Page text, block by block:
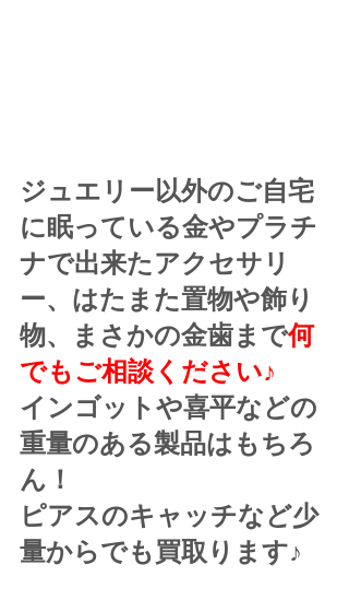
ジュエリー以外のご自宅
に眠っている金やプラチ
ナで出来たアクセサリ
ー、はたまた置物や飾り
物、まさかの金歯まで何
でもご相談ください♪
インゴットや喜平などの
重量のある製品はもちろ
ん！
ピアスのキャッチなど少
量からでも買取ります♪